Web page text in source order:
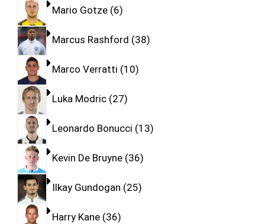
Mario Gotze 6
Marcus Rashford 38
Marco Verratti 10
Luka Modric 27
Leonardo Bonucci 13
Kevin De Bruyne 36
Ilkay Gundogan 25
Harry Kane 36